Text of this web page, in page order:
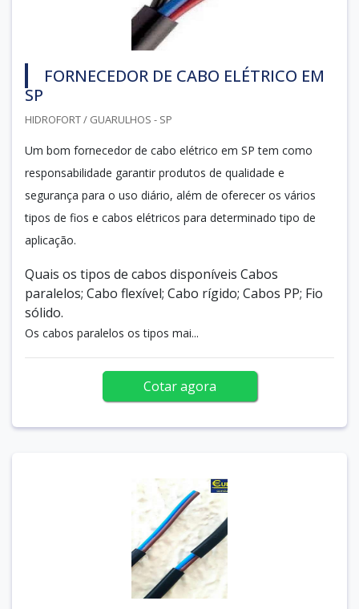
FORNECEDOR DE CABO ELÉTRICO EM
SP
HIDROFORT / GUARULHOS - SP
Um bom fornecedor de cabo elétrico em SP tem como
responsabilidade garantir produtos de qualidade e
segurança para o uso diário, além de oferecer os vários
tipos de fios e cabos elétricos para determinado tipo de
aplicação.
Quais os tipos de cabos disponíveis Cabos
paralelos; Cabo flexível; Cabo rígido; Cabos PP; Fio
sólido.
Os cabos paralelos os tipos mai...
Cotar agora